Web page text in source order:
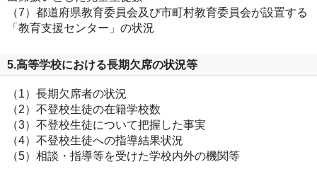
（7）都道府県教育委員会及び市町村教育委員会が設置する
「教育支援センター」の状況
5.高等学校における長期欠席の状況等
（1）長期欠席者の状況
（2）不登校生徒の在籍学校数
（3）不登校生徒について把握した事実
（4）不登校生徒への指導結果状況
（5）相談・指導等を受けた学校内外の機関等